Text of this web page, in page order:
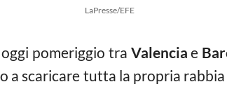
LaPresse/EFE
pomeriggio tra Valencia e
a scaricare tutta la propria